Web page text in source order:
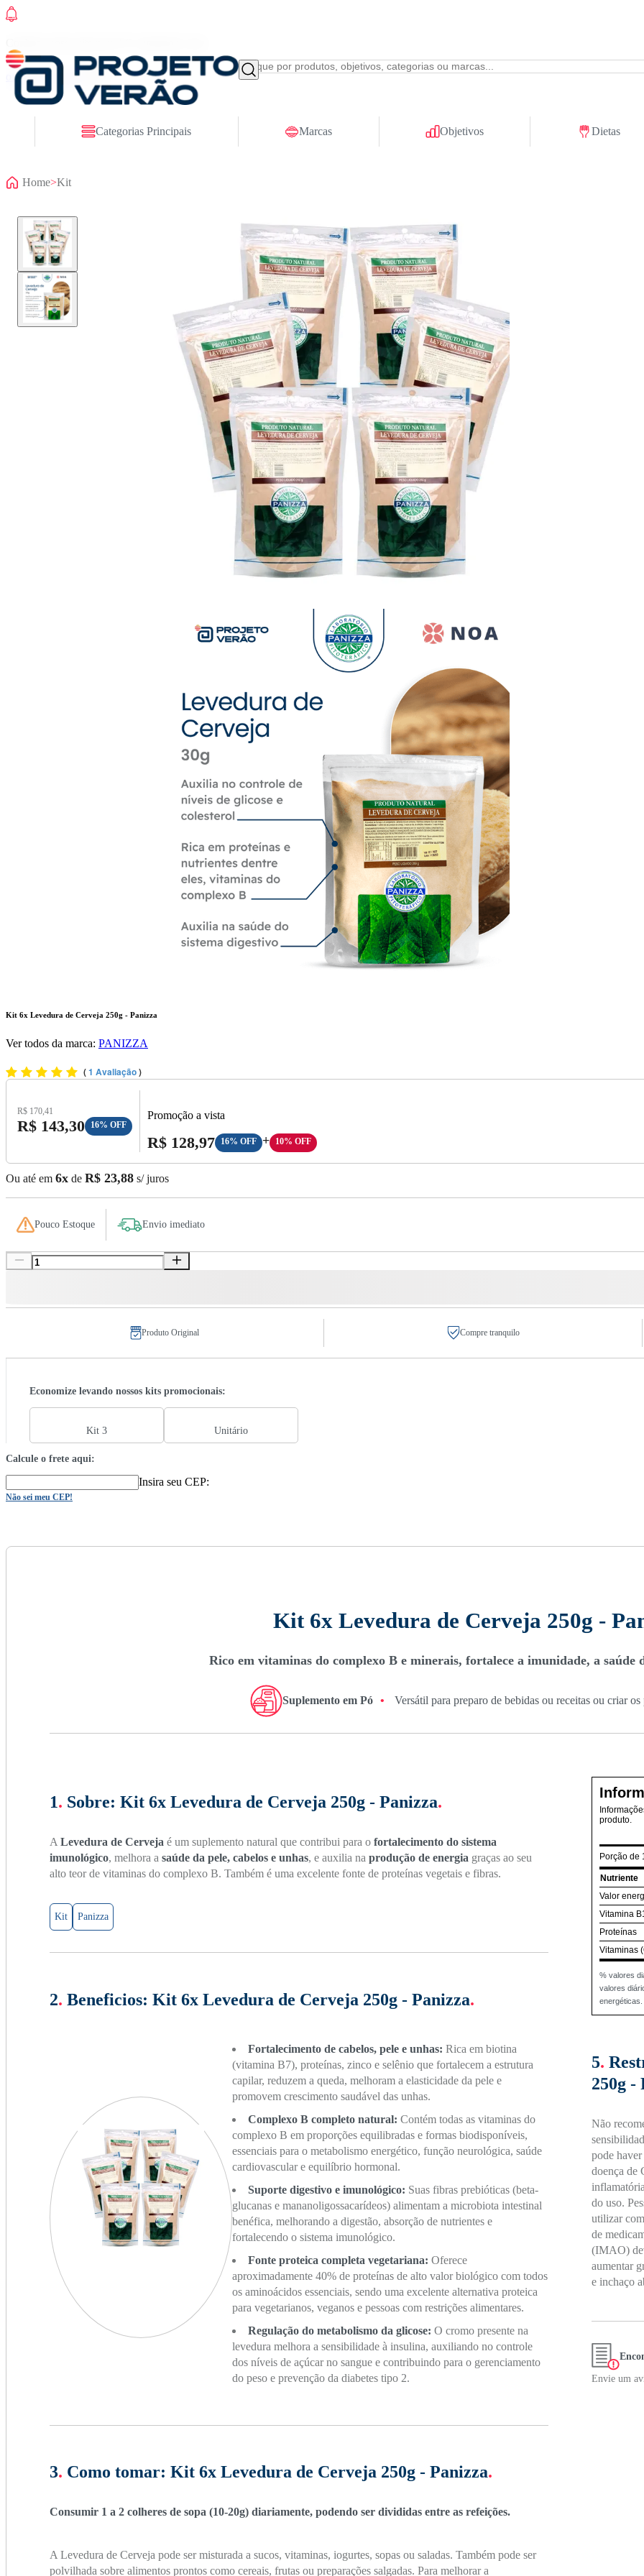
ofertas especiais
Categorias Principais Marcas Objetivos Dietas
Home>Kit
Kit 6x Levedura de Cerveja 250g - Panizza
Ver todos da marca: PANIZZA
(1 Avaliação)
Preço Original:
R$ 170,41
Preço com Desconto:
R$ 143,30 16% OFF
Promoção a vista
Preço A Vista:
R$ 128,97 16% OFF + 10% OFF
Ou até em 6x de R$ 23,88 s/ juros
Pouco Estoque Envio imediato
Produto Original Compre tranquilo
Economize levando nossos kits promocionais:
Kit 3 Unitário
Calcule o frete aqui:
Insira seu CEP:
Não sei meu CEP!
Kit 6x Levedura de Cerveja 250g -
Rico em vitaminas do complexo B e minerais, fortalece a imunidade, a saúde
Suplemento em Pó • Versátil para preparo de bebidas ou receitas ou criar
1. Sobre: Kit 6x Levedura de Cerveja 250g - Panizza.
A Levedura de Cerveja é um suplemento natural que contribui para o fortalecimento do sistema
imunológico, melhora a saúde da pele, cabelos e unhas, e auxilia na produção de energia graças ao seu
alto teor de vitaminas do complexo B. Também é uma excelente fonte de proteínas vegetais e fibras.
Kit Panizza
2. Beneficios: Kit 6x Levedura de Cerveja 250g - Panizza.
Fortalecimento de cabelos, pele e unhas: Rica em biotina
(vitamina B7), proteínas, zinco e selênio que fortalecem a estrutura
capilar, reduzem a queda, melhoram a elasticidade da pele e
promovem crescimento saudável das unhas.
Complexo B completo natural: Contém todas as vitaminas do
complexo B em proporções equilibradas e formas biodisponíveis,
essenciais para o metabolismo energético, função neurológica, saúde
cardiovascular e equilíbrio hormonal.
Suporte digestivo e imunológico: Suas fibras prebióticas (beta-
glucanas e mananoligossacarídeos) alimentam a microbiota intestinal
benéfica, melhorando a digestão, absorção de nutrientes e
fortalecendo o sistema imunológico.
Fonte proteica completa vegetariana: Oferece
aproximadamente 40% de proteínas de alto valor biológico com todos
os aminoácidos essenciais, sendo uma excelente alternativa proteica
para vegetarianos, veganos e pessoas com restrições alimentares.
Regulação do metabolismo da glicose: O cromo presente na
levedura melhora a sensibilidade à insulina, auxiliando no controle
dos níveis de açúcar no sangue e contribuindo para o gerenciamento
do peso e prevenção da diabetes tipo 2.
3. Como tomar: Kit 6x Levedura de Cerveja 250g - Panizza.
Consumir 1 a 2 colheres de sopa (10-20g) diariamente, podendo ser divididas entre as refeições.
A Levedura de Cerveja pode ser misturada a sucos, vitaminas, iogurtes, sopas ou saladas. Também pode ser
polvilhada sobre alimentos prontos como cereais, frutas ou preparações salgadas. Para melhorar a
produto.
Porção de
Nutriente
Valor
Vitamina
Proteínas
Vitaminas
% valores
valores
energéticas.
5.
250g -
Não
pode
doença de
do uso.
utilizar
de
(IMAO)
aumentar
e inchaço
Envie um